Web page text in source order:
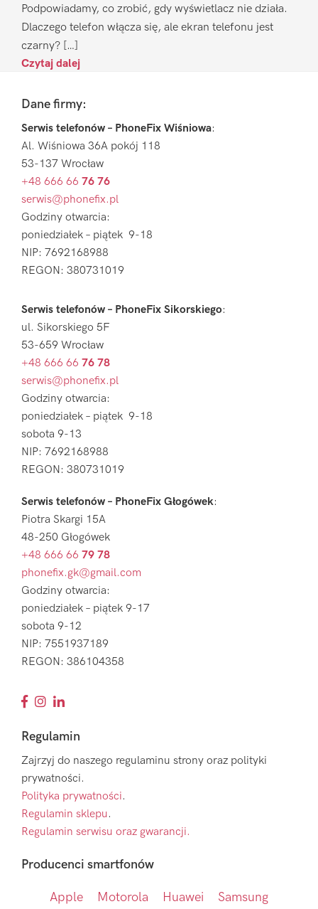
Podpowiadamy, co zrobić, gdy wyświetlacz nie działa.
Dlaczego telefon włącza się, ale ekran telefonu jest
czarny? […]
Czytaj dalej
FooterDane firmy:
Serwis telefonów – PhoneFix Wiśniowa:
Al. Wiśniowa 36A pokój 118
53-137 Wrocław
+48 666 66 76 76
serwis@phonefix.pl
Godziny otwarcia:
poniedziałek – piątek 9-18
NIP: 7692168988
REGON: 380731019
Serwis telefonów – PhoneFix Sikorskiego:
ul. Sikorskiego 5F
53-659 Wrocław
+48 666 66 76 78
serwis@phonefix.pl
Godziny otwarcia:
poniedziałek – piątek 9-18
sobota 9-13
NIP: 7692168988
REGON: 380731019
Serwis telefonów – PhoneFix Głogówek:
Piotra Skargi 15A
48-250 Głogówek
+48 666 66 79 78
phonefix.gk@gmail.com
Godziny otwarcia:
poniedziałek – piątek 9-17
sobota 9-12
NIP: 7551937189
REGON: 386104358
Regulamin
Zajrzyj do naszego regulaminu strony oraz polityki
prywatności.
Polityka prywatności.
Regulamin sklepu.
Regulamin serwisu oraz gwarancji.
Producenci smartfonów
Apple Motorola Huawei Samsung